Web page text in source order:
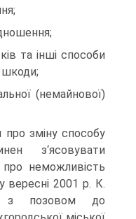
та інші способи
шкоди;
(немайнової)
про зміну способу
з‘ясовувати
неможливість
вересні 2001 р. К.
з позовом до